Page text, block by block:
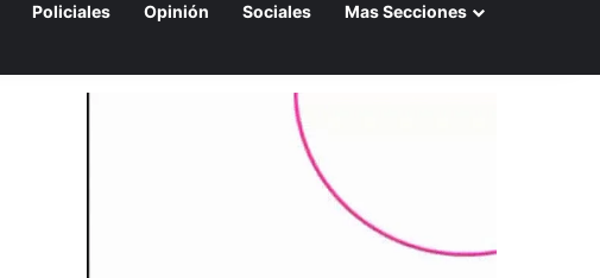
Policiales Opinión Sociales Mas Secciones